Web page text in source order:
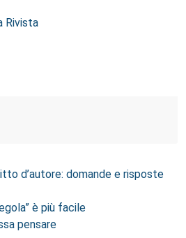
Rivista
d’autore: domande e risposte
è più facile
pensare